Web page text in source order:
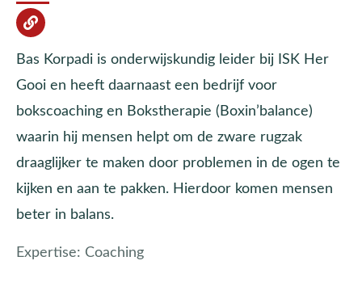
Bas Korpadi is onderwijskundig leider bij ISK Her
Gooi en heeft daarnaast een bedrijf voor
bokscoaching en Bokstherapie (Boxin’balance)
waarin hij mensen helpt om de zware rugzak
draaglijker te maken door problemen in de ogen te
kijken en aan te pakken. Hierdoor komen mensen
beter in balans.
Expertise: Coaching